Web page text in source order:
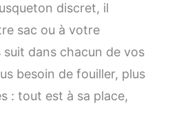
discret, il
sac ou à votre
dans chacun de vos
besoin de fouiller, plus
: tout est à sa place,